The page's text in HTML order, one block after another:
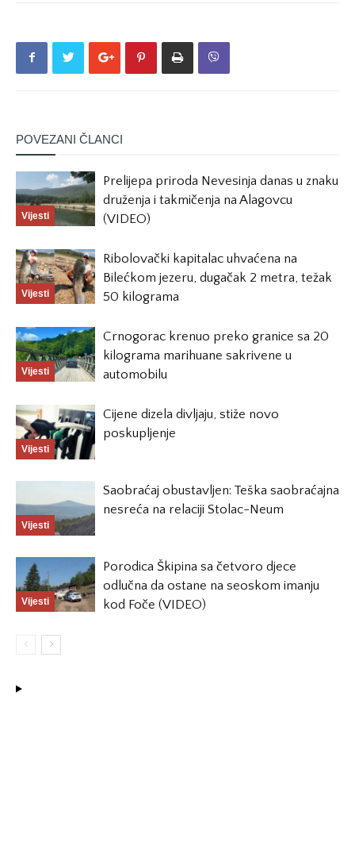
POVEZANI ČLANCI
Vijesti
Prelijepa priroda Nevesinja danas u znaku
druženja i takmičenja na Alagovcu
(VIDEO)
Vijesti
Ribolovački kapitalac uhvaćena na
Bilećkom jezeru, dugačak 2 metra, težak
50 kilograma
Vijesti
Crnogorac krenuo preko granice sa 20
kilograma marihuane sakrivene u
automobilu
Vijesti
Cijene dizela divljaju, stiže novo
poskupljenje
Vijesti
Saobraćaj obustavljen: Teška saobraćajna
nesreća na relaciji Stolac-Neum
Vijesti
Porodica Škipina sa četvoro djece
odlučna da ostane na seoskom imanju
kod Foče (VIDEO)